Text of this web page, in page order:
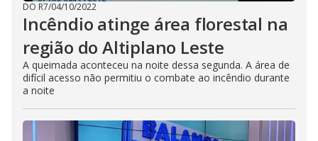
DO R7/04/10/2022
Incêndio atinge área florestal na
região do Altiplano Leste
A queimada aconteceu na noite dessa segunda. A área de
difícil acesso não permitiu o combate ao incêndio durante
a noite